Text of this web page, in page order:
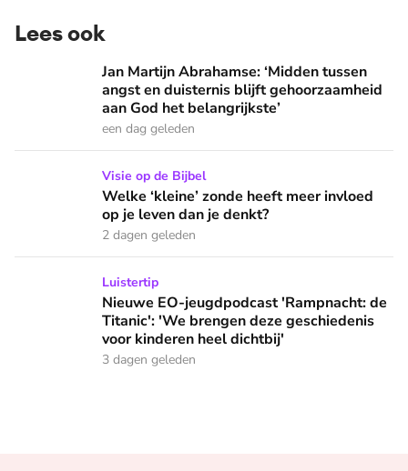
Lees ook
Jan Martijn Abrahamse: ‘Midden tussen angst en
Jan Martijn Abrahamse: ‘Midden tussen
angst en duisternis blijft gehoorzaamheid
aan God het belangrijkste’
een dag geleden
Welke ‘kleine’ zonde heeft meer invloed op je leven dan je
Visie op de Bijbel
Welke ‘kleine’ zonde heeft meer invloed
op je leven dan je denkt?
2 dagen geleden
Nieuwe EO-jeugdpodcast 'Rampnacht: de Titanic': 'We
Luistertip
Nieuwe EO-jeugdpodcast 'Rampnacht: de
Titanic': 'We brengen deze geschiedenis
voor kinderen heel dichtbij'
3 dagen geleden